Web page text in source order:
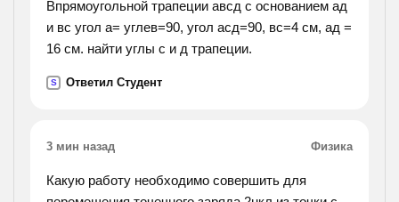
Впрямоугольной трапеции авсд с основанием ад
и вс угол а= углев=90, угол асд=90, вс=4 см, ад =
16 см. найти углы с и д трапеции.
S Ответил Студент
3 мин назад Физика
Какую работу необходимо совершить для